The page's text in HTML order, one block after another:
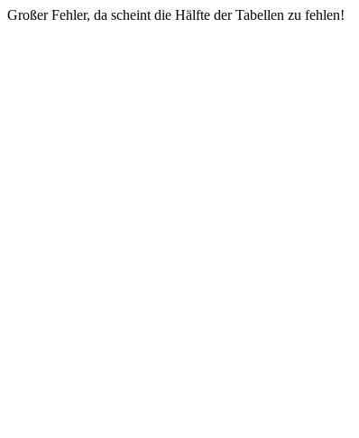
Großer Fehler, da scheint die Hälfte der Tabellen zu fehlen!